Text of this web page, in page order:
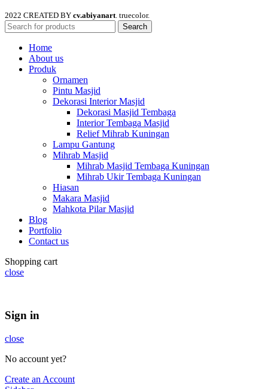
2022 CREATED BY cv.abiyanart . truecolor.
Search
Home
About us
Produk
Ornamen
Pintu Masjid
Dekorasi Interior Masjid
Dekorasi Masjid Tembaga
Interior Tembaga Masjid
Relief Mihrab Kuningan
Lampu Gantung
Mihrab Masjid
Mihrab Masjid Tembaga Kuningan
Mihrab Ukir Tembaga Kuningan
Hiasan
Makara Masjid
Mahkota Pilar Masjid
Blog
Portfolio
Contact us
Shopping cart
close
Sign in
close
No account yet?
Create an Account